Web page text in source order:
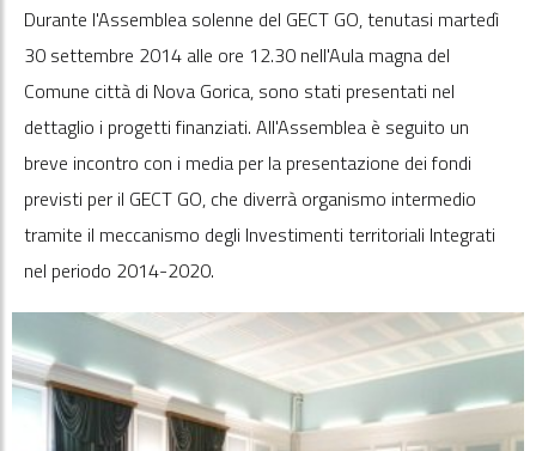
Durante l'Assemblea solenne del GECT GO, tenutasi martedì
30 settembre 2014 alle ore 12.30 nell'Aula magna del
Comune città di Nova Gorica, sono stati presentati nel
dettaglio i progetti finanziati. All'Assemblea è seguito un
breve incontro con i media per la presentazione dei fondi
previsti per il GECT GO, che diverrà organismo intermedio
tramite il meccanismo degli Investimenti territoriali Integrati
nel periodo 2014-2020.